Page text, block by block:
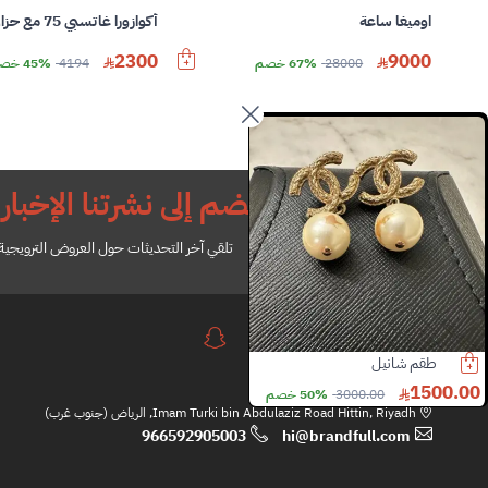
حلق لويس فيتون
1120.00
1920.00 41% خصم
اوميغا ساعة
9000
28000 67% خصم
أكوازورا غاتسبي 75 مع حزام خلفي
2300
4194 45% خصم
انضم إلى نشرتنا
تلقي آخر التحديثات حول العروض الترويجية
Imam Turki bin Abdulaziz Road Hittin, Riyadh, الرياض (جنوب غرب)
hi@brandfull.com
966592905003